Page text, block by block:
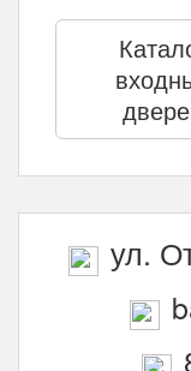
ул.